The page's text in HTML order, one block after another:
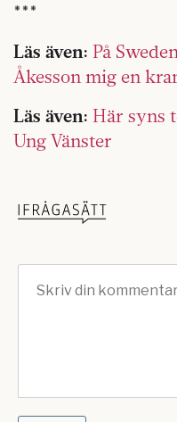
***
Läs även: På
Åkesson mig en
Läs även: Här syns
Ung Vänster